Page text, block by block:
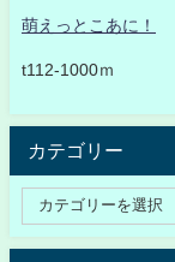
萌えっとこあに！
t112-1000ｍ
カテゴリー